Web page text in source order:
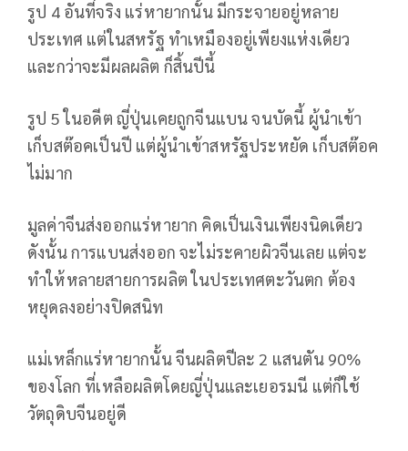
รูป 4 อันที่จริง แร่หายากนั้น มีกระจายอยู่หลาย
ประเทศ แต่ในสหรัฐ ทำเหมืองอยู่เพียงแห่งเดียว
และกว่าจะมีผลผลิต ก็สิ้นปีนี้
รูป 5 ในอดีต ญี่ปุ่นเคยถูกจีนแบน จนบัดนี้ ผู้นำเข้า
เก็บสต๊อคเป็นปี แต่ผู้นำเข้าสหรัฐประหยัด เก็บสต๊อค
ไม่มาก
มูลค่าจีนส่งออกแร่หายาก คิดเป็นเงินเพียงนิดเดียว
ดังนั้น การแบนส่งออก จะไม่ระคายผิวจีนเลย แต่จะ
ทำให้หลายสายการผลิต ในประเทศตะวันตก ต้อง
หยุดลงอย่างปิดสนิท
แม่เหล็กแร่หายากนั้น จีนผลิตปีละ 2 แสนตัน 90%
ของโลก ที่เหลือผลิตโดยญี่ปุ่นและเยอรมนี แต่ก็ใช้
วัตถุดิบจีนอยู่ดี